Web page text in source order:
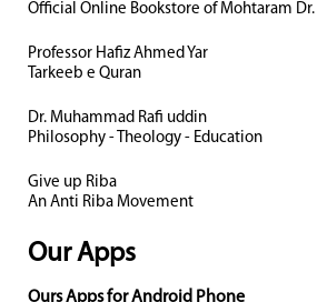
Official Online Bookstore of Mohtaram
Professor Hafiz Ahmed Yar
Tarkeeb e Quran
Dr. Muhammad Rafi uddin
Philosophy - Theology - Education
Give up Riba
An Anti Riba Movement
Our Apps
Ours Apps for Android Phone